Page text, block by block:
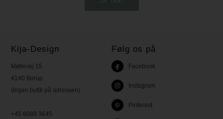
Kija-Design
Møllevej 15
4140 Borup
(Ingen butik på adressen)
+45 6089 3645
Følg os på
Facebook
Instagram
Pinterest